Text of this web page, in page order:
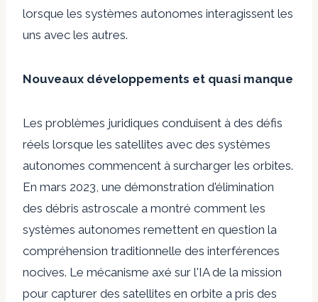
lorsque les systèmes autonomes interagissent les
uns avec les autres.
Nouveaux développements et quasi manque
Les problèmes juridiques conduisent à des défis
réels lorsque les satellites avec des systèmes
autonomes commencent à surcharger les orbites.
En mars 2023, une démonstration d'élimination
des débris astroscale a montré comment les
systèmes autonomes remettent en question la
compréhension traditionnelle des interférences
nocives. Le mécanisme axé sur l'IA de la mission
pour capturer des satellites en orbite a pris des